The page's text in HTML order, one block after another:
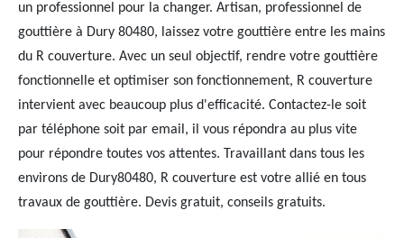
un professionnel pour la changer. Artisan, professionnel de
gouttière à Dury 80480, laissez votre gouttière entre les mains
du R couverture. Avec un seul objectif, rendre votre gouttière
fonctionnelle et optimiser son fonctionnement, R couverture
intervient avec beaucoup plus d'efficacité. Contactez-le soit
par téléphone soit par email, il vous répondra au plus vite
pour répondre toutes vos attentes. Travaillant dans tous les
environs de Dury80480, R couverture est votre allié en tous
travaux de gouttière. Devis gratuit, conseils gratuits.